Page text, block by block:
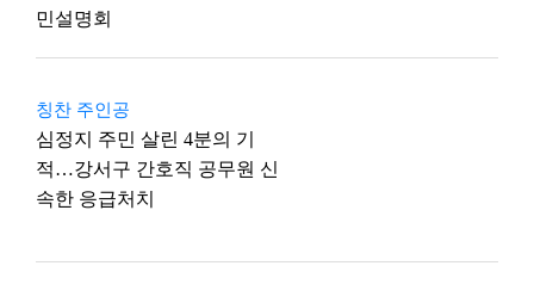
민설명회
칭찬 주인공
심정지 주민 살린 4분의 기
적…강서구 간호직 공무원 신
속한 응급처치